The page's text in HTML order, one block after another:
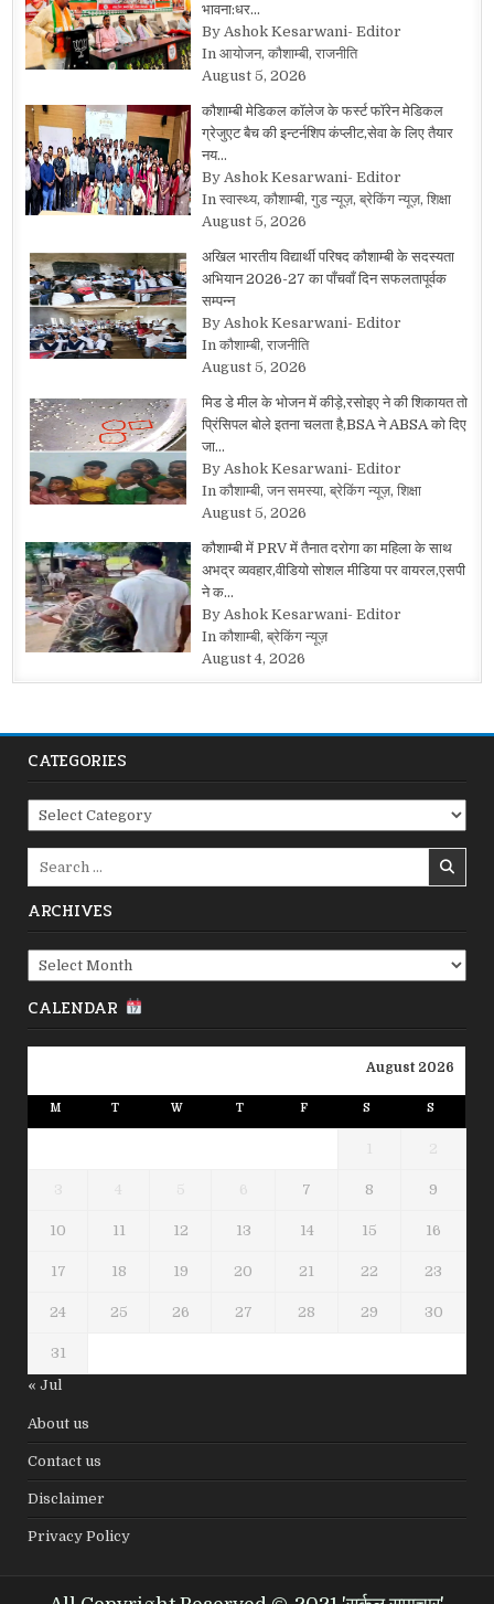
भावना:धर…
By Ashok Kesarwani- Editor
In आयोजन, कौशाम्बी, राजनीति
August 5, 2026
कौशाम्बी मेडिकल कॉलेज के फर्स्ट फॉरेन मेडिकल
ग्रेजुएट बैच की इन्टर्नशिप कंप्लीट,सेवा के लिए तैयार
नय…
By Ashok Kesarwani- Editor
In स्वास्थ्य, कौशाम्बी, गुड न्यूज़, ब्रेकिंग न्यूज़, शिक्षा
August 5, 2026
अखिल भारतीय विद्यार्थी परिषद कौशाम्बी के सदस्यता
अभियान 2026-27 का पाँचवाँ दिन सफलतापूर्वक
सम्पन्न
By Ashok Kesarwani- Editor
In कौशाम्बी, राजनीति
August 5, 2026
मिड डे मील के भोजन में कीड़े,रसोइए ने की शिकायत तो
प्रिंसिपल बोले इतना चलता है,BSA ने ABSA को दिए
जा…
By Ashok Kesarwani- Editor
In कौशाम्बी, जन समस्या, ब्रेकिंग न्यूज़, शिक्षा
August 5, 2026
कौशाम्बी में PRV में तैनात दरोगा का महिला के साथ
अभद्र व्यवहार,वीडियो सोशल मीडिया पर वायरल,एसपी
ने क…
By Ashok Kesarwani- Editor
In कौशाम्बी, ब्रेकिंग न्यूज़
August 4, 2026
CATEGORIES
Categories
ARCHIVES
Archives
CALENDAR
August 2026
M T W T F S S
1 2
3 4 5 6 7 8 9
10 11 12 13 14 15 16
17 18 19 20 21 22 23
24 25 26 27 28 29 30
31
« Jul
About us
Contact us
Disclaimer
Privacy Policy